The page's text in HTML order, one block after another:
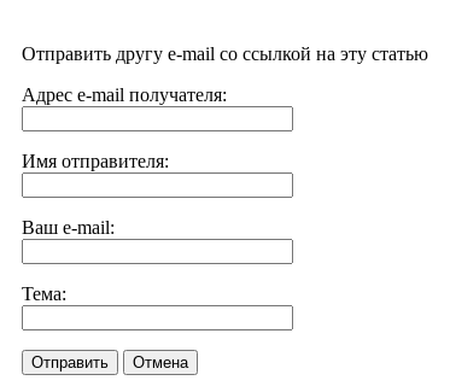
Отправить другу e-mail со ссылкой на эту статью
Адрес e-mail получателя:
Имя отправителя:
Ваш e-mail:
Тема:
Отправить Отмена